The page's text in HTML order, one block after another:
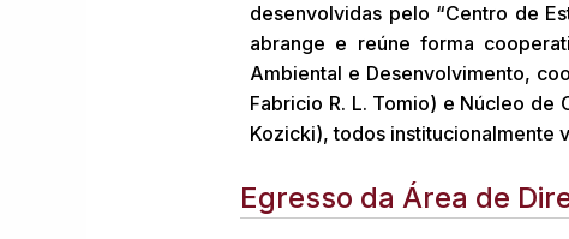
desenvolvidas pelo “Centro de
abrange e reúne forma
Ambiental e Desenvolvimento,
Fabricio R. L. Tomio) e Núcleo de
Kozicki), todos institucionalmente
Egresso da Área de